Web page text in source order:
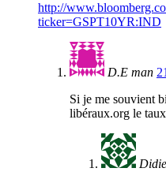
http://
ticker=GSPT10YR:IND
D.E man
Si je me souvient
libéraux.org le taux